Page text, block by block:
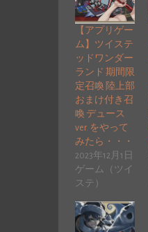
【アプリゲー
ム】ツイステ
ッドワンダー
ランド 期間限
定召喚 陸上部
おまけ付き召
喚 デュース
ver. をやって
みたら・・・
2023年12月1日
ゲーム（ツイ
ステ）